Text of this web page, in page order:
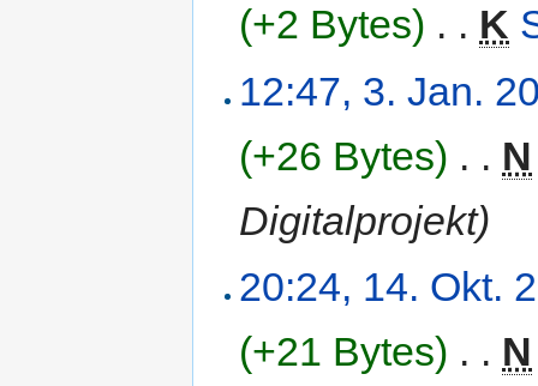
(+2 Bytes) . . K
12:47, 3. Jan.
(+26 Bytes) . . N
Digitalprojekt)
20:24, 14. Okt.
(+21 Bytes) . . N